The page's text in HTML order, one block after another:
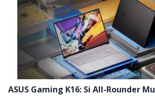
ASUS Gaming K16: Si All-Rounder